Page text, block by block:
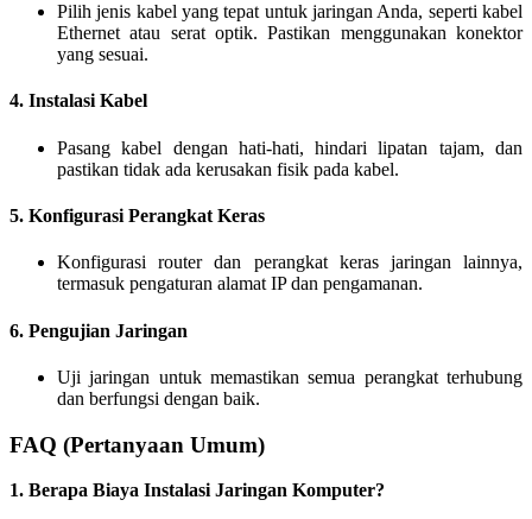
Pilih jenis kabel yang tepat untuk jaringan Anda, seperti kabel
Ethernet atau serat optik. Pastikan menggunakan konektor
yang sesuai.
4. Instalasi Kabel
Pasang kabel dengan hati-hati, hindari lipatan tajam, dan
pastikan tidak ada kerusakan fisik pada kabel.
5. Konfigurasi Perangkat Keras
Konfigurasi router dan perangkat keras jaringan lainnya,
termasuk pengaturan alamat IP dan pengamanan.
6. Pengujian Jaringan
Uji jaringan untuk memastikan semua perangkat terhubung
dan berfungsi dengan baik.
FAQ (Pertanyaan Umum)
1. Berapa Biaya Instalasi Jaringan Komputer?